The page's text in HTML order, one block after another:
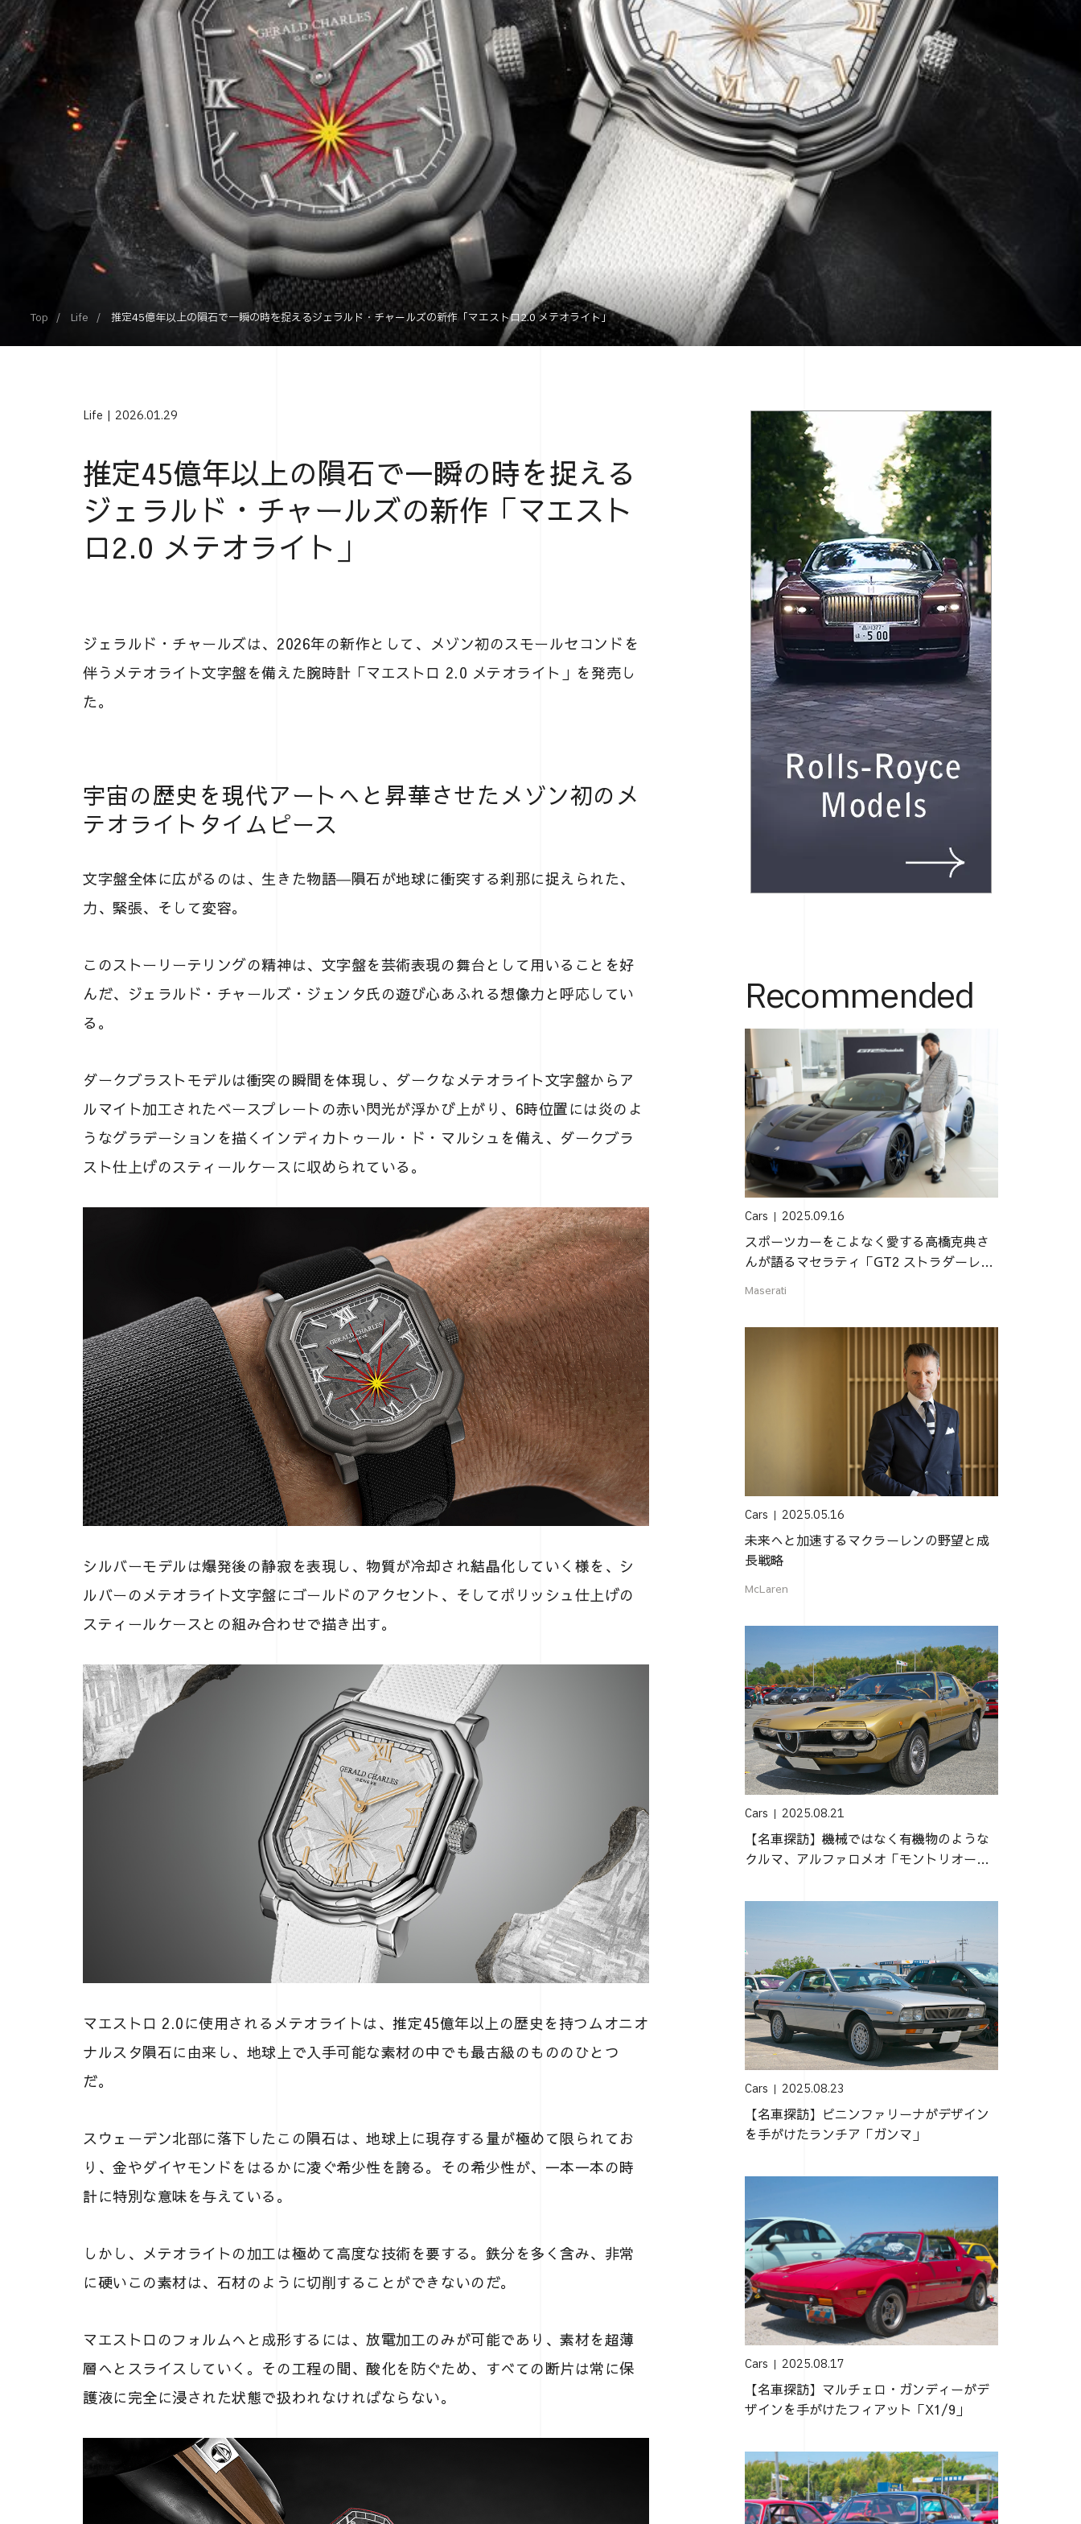
Top Life 推定45億年以上の隕石で一瞬の時を捉えるジェラルド・チャールズの新作「マエストロ2.0 メテオライト」
Life 2026.01.29
推定45億年以上の隕石で一瞬の時を捉える
ジェラルド・チャールズの新作「マエスト
ロ2.0 メテオライト」
ジェラルド・チャールズは、2026年の新作として、メゾン初のスモールセコンドを
伴うメテオライト文字盤を備えた腕時計「マエストロ 2.0 メテオライト」を発売し
た。
宇宙の歴史を現代アートへと昇華させたメゾン初のメ
テオライトタイムピース
文字盤全体に広がるのは、生きた物語―隕石が地球に衝突する刹那に捉えられた、
力、緊張、そして変容。
このストーリーテリングの精神は、文字盤を芸術表現の舞台として用いることを好
んだ、ジェラルド・チャールズ・ジェンタ氏の遊び心あふれる想像力と呼応してい
る。
ダークブラストモデルは衝突の瞬間を体現し、ダークなメテオライト文字盤からア
ルマイト加工されたベースプレートの赤い閃光が浮かび上がり、6時位置には炎のよ
うなグラデーションを描くインディカトゥール・ド・マルシュを備え、ダークブラ
スト仕上げのスティールケースに収められている。
シルバーモデルは爆発後の静寂を表現し、物質が冷却され結晶化していく様を、シ
ルバーのメテオライト文字盤にゴールドのアクセント、そしてポリッシュ仕上げの
スティールケースとの組み合わせで描き出す。
マエストロ 2.0に使用されるメテオライトは、推定45億年以上の歴史を持つムオニオ
ナルスタ隕石に由来し、地球上で入手可能な素材の中でも最古級のもののひとつ
だ。
スウェーデン北部に落下したこの隕石は、地球上に現存する量が極めて限られてお
り、金やダイヤモンドをはるかに凌ぐ希少性を誇る。その希少性が、一本一本の時
計に特別な意味を与えている。
しかし、メテオライトの加工は極めて高度な技術を要する。鉄分を多く含み、非常
に硬いこの素材は、石材のように切削することができないのだ。
マエストロのフォルムへと成形するには、放電加工のみが可能であり、素材を超薄
層へとスライスしていく。その工程の間、酸化を防ぐため、すべての断片は常に保
護液に完全に浸された状態で扱われなければならない。
Recommended
Cars 2025.09.16
スポーツカーをこよなく愛する高橋克典さ
んが語るマセラティ「GT2 ストラダーレ」
Maserati
Cars 2025.05.16
未来へと加速するマクラーレンの野望と成
長戦略
McLaren
Cars 2025.08.21
【名車探訪】機械ではなく有機物のような
クルマ、アルファロメオ「モントリオー
Cars 2025.08.23
【名車探訪】ピニンファリーナがデザイン
を手がけたランチア「ガンマ」
Cars 2025.08.17
【名車探訪】マルチェロ・ガンディーがデ
ザインを手がけたフィアット「X1/9」